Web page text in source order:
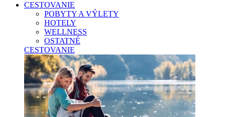
CESTOVANIE
POBYTY A VÝLETY
HOTELY
WELLNESS
OSTATNÉ
CESTOVANIE